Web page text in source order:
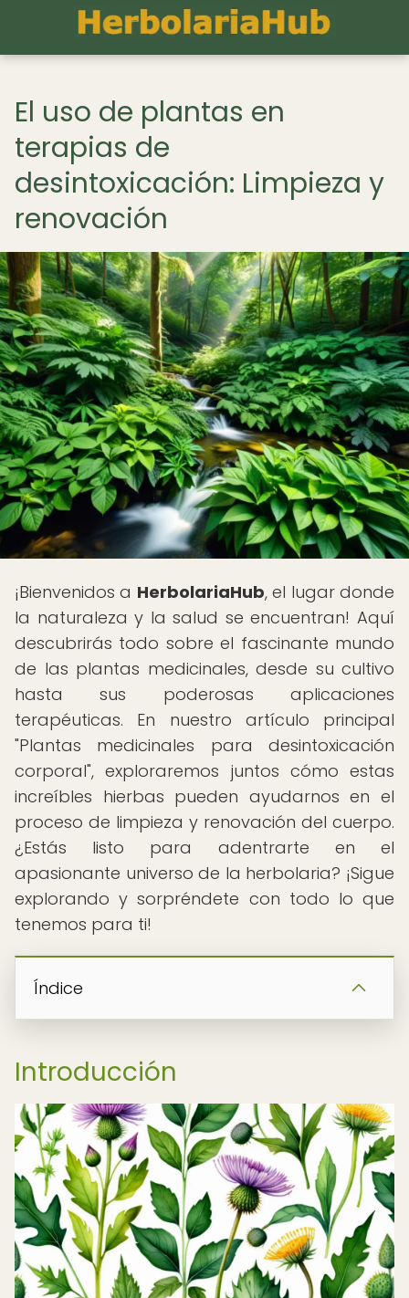
El uso de plantas en
terapias de
desintoxicación: Limpieza y
renovación
¡Bienvenidos a HerbolariaHub, el lugar donde
la naturaleza y la salud se encuentran! Aquí
descubrirás todo sobre el fascinante mundo
de las plantas medicinales, desde su cultivo
hasta sus poderosas aplicaciones
terapéuticas. En nuestro artículo principal
"Plantas medicinales para desintoxicación
corporal", exploraremos juntos cómo estas
increíbles hierbas pueden ayudarnos en el
proceso de limpieza y renovación del cuerpo.
¿Estás listo para adentrarte en el
apasionante universo de la herbolaria? ¡Sigue
explorando y sorpréndete con todo lo que
tenemos para ti!
Índice
Introducción